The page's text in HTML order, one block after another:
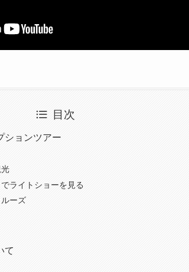
目次
ションツアー
ライトショーを見る
ーズ
て